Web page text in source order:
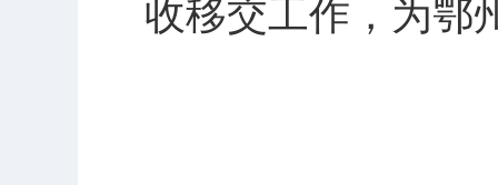
收移交工作，为鄂